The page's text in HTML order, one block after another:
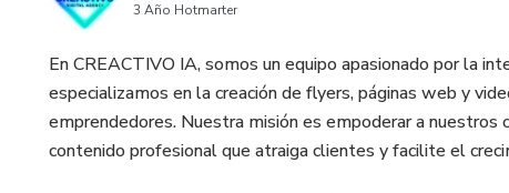
3 Año Hotmarter
En CREACTIVO IA, somos un equipo apasionado por la
especializamos en la creación de flyers, páginas web y
emprendedores. Nuestra misión es empoderar a
contenido profesional que atraiga clientes y facilite el